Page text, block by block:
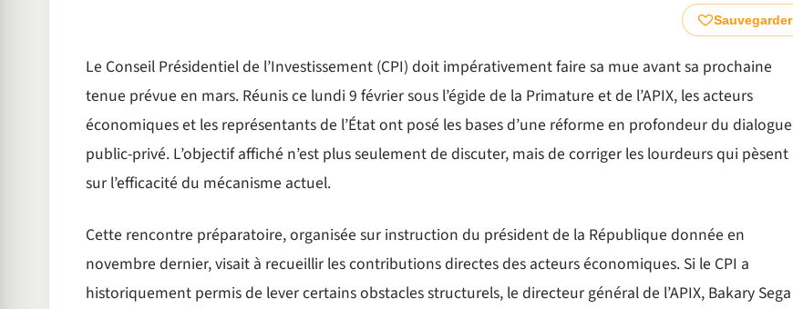
Sauvegarder
Le Conseil Présidentiel de l’Investissement (CPI) doit impérativement faire sa mue avant sa prochaine
tenue prévue en mars. Réunis ce lundi 9 février sous l’égide de la Primature et de l’APIX, les acteurs
économiques et les représentants de l’État ont posé les bases d’une réforme en profondeur du dialogue
public-privé. L’objectif affiché n’est plus seulement de discuter, mais de corriger les lourdeurs qui pèsent
sur l’efficacité du mécanisme actuel.
Cette rencontre préparatoire, organisée sur instruction du président de la République donnée en
novembre dernier, visait à recueillir les contributions directes des acteurs économiques. Si le CPI a
historiquement permis de lever certains obstacles structurels, le directeur général de l’APIX, Bakary Sega